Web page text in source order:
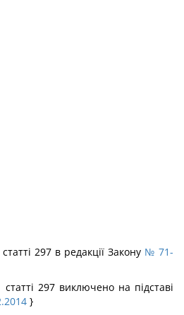
297 в редакції Закону № 71-
297 виключено на підставі
}